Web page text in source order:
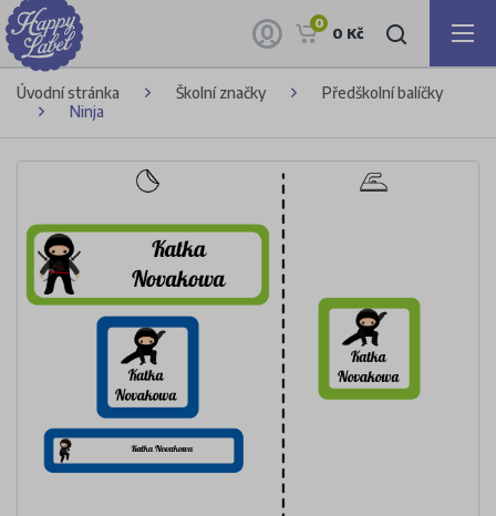
0
0 Kč
Úvodní stránka Školní značky
Předškolní balíčky
Ninja